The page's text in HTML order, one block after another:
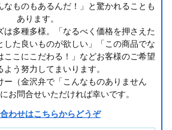
なものもあるんだ！」と驚かれることも
あります。
は多種多様。「なるべく価格を押さえた
した良いものが欲しい」「この商品でな
ここにこだわる！」などお客様のご希望
よう努力してまいります。
ー（金沢弁で「こんなものありません
お問合せいただければ幸いです。
わせはこちらからどうぞ